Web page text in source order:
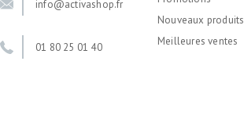
info@activashop.fr
01 80 25 01 40
Nouveaux produits
Meilleures ventes